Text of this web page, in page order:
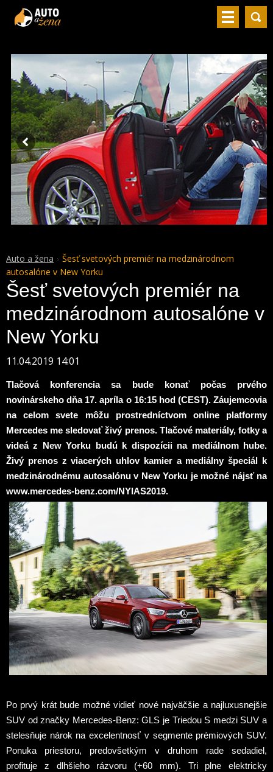
Auto a žena
Šesť svetových premiér na medzinárodnom
autosalóne v New Yorku
Šesť svetových premiér na
medzinárodnom autosalóne v
New Yorku
11.04.2019 14:01
Tlačová konferencia sa bude konať počas prvého
novinárskeho dňa 17. apríla o 16:15 hod (CEST). Záujemcovia
na celom svete môžu prostredníctvom online platformy
Mercedes me sledovať živý prenos. Tlačové materiály, fotky a
videá z New Yorku budú k dispozícii na mediálnom hube.
Živý prenos z viacerých uhlov kamier a mediálny špeciál k
medzinárodnému autosalónu v New Yorku je možné nájsť na
www.mercedes-benz.com/NYIAS2019.
Po prvý krát bude možné vidieť nové najväčšie a najluxusnejšie
SUV od značky Mercedes-Benz: GLS je Triedou S medzi SUV a
stelesňuje nárok na excelentnosť v segmente prémiových SUV.
Ponuka priestoru, predovšetkým v druhom rade sedadiel,
profituje z dlhšieho rázvoru (+60 mm). Tri plne elektricky